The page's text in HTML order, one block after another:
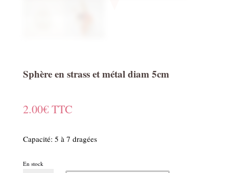
Sphère en strass et métal diam 5cm
2.00€ TTC
Capacité: 5 à 7 dragées
En stock